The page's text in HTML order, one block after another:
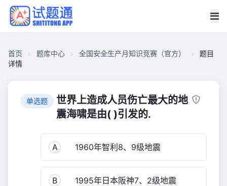
首页 题库中心 全国安全生产月知识竞赛（官方）
题目
详情
单选题
世界上造成人员伤亡最大的地
震海啸是由( )引发的.
A 1960年智利8、9级地震
B 1995年日本阪神7、2级地震